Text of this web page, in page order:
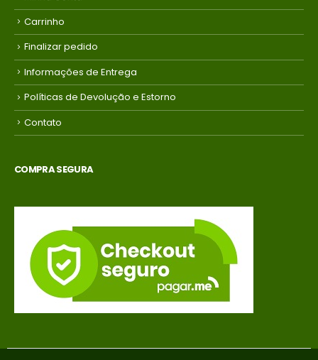
Carrinho
Finalizar pedido
Informações de Entrega
Políticas de Devolução e Estorno
Contato
COMPRA SEGURA